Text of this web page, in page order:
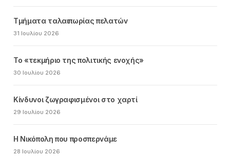
Τμήματα ταλαιπωρίας πελατών
31 Ιουλίου 2026
Το «τεκμήριο της πολιτικής ενοχής»
30 Ιουλίου 2026
Κίνδυνοι ζωγραφισμένοι στο χαρτί
29 Ιουλίου 2026
Η Νικόπολη που προσπερνάμε
28 Ιουλίου 2026